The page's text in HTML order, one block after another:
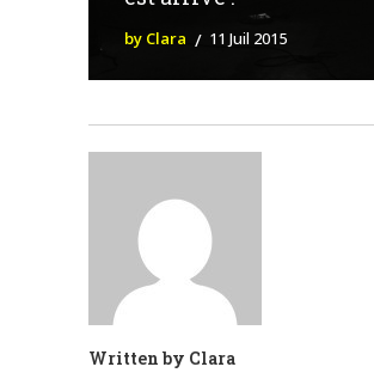
by Clara 11 Juil 2015
Written by Clara